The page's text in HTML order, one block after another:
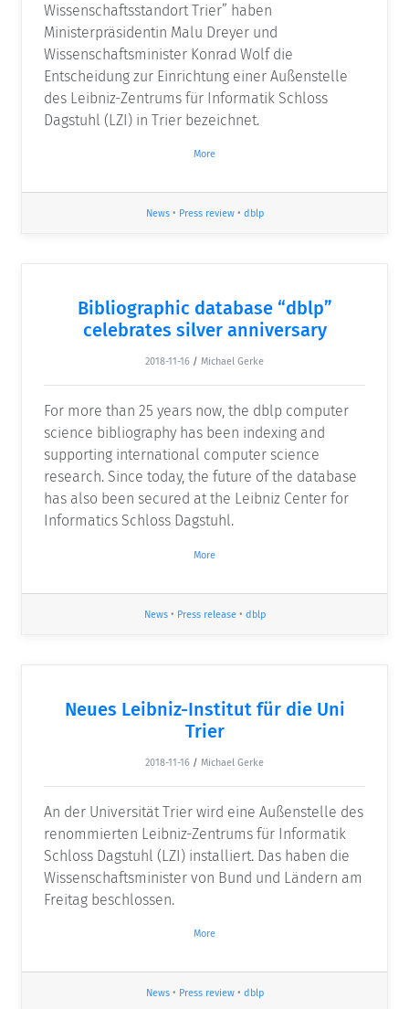
Wissenschaftsstandort Trier” haben
Ministerpräsidentin Malu Dreyer und
Wissenschaftsminister Konrad Wolf die
Entscheidung zur Einrichtung einer Außenstelle
des Leibniz-Zentrums für Informatik Schloss
Dagstuhl (LZI) in Trier bezeichnet.
More
News• Press review• dblp
Bibliographic database “dblp”
celebrates silver anniversary
2018-11-16 / Michael Gerke
For more than 25 years now, the dblp computer
science bibliography has been indexing and
supporting international computer science
research. Since today, the future of the database
has also been secured at the Leibniz Center for
Informatics Schloss Dagstuhl.
More
News• Press release• dblp
Neues Leibniz-Institut für die Uni
Trier
2018-11-16 / Michael Gerke
An der Universität Trier wird eine Außenstelle des
renommierten Leibniz-Zentrums für Informatik
Schloss Dagstuhl (LZI) installiert. Das haben die
Wissenschaftsminister von Bund und Ländern am
Freitag beschlossen.
More
News• Press review• dblp